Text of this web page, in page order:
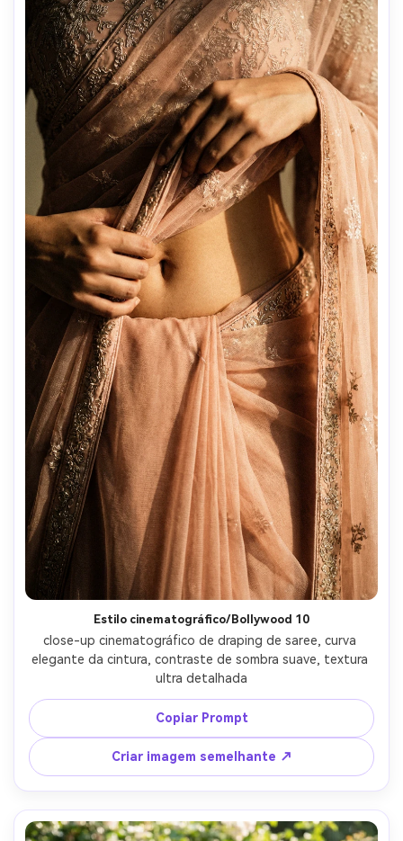
Estilo cinematográfico/Bollywood 10
close-up cinematográfico de draping de saree, curva
elegante da cintura, contraste de sombra suave, textura
ultra detalhada
Copiar Prompt
Criar imagem semelhante ↗